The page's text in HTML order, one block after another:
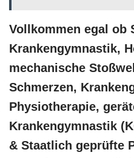
Vollkommen egal ob
Krankengymnastik,
mechanische
Schmerzen,
Physiotherapie,
Krankengymnastik
& Staatlich geprüfte